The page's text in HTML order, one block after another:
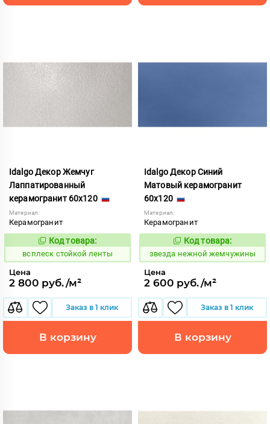
Idalgo Декор Жемчуг
Лаппатированный
керамогранит 60x120
Материал:
Керамогранит
246668
Код товара:
всплеск стойкой ленты
Цена
2 800 руб./м²
Заказ в 1 клик
В корзину
Idalgo Декор Синий
Матовый керамогранит
60x120
Материал:
Керамогранит
445526
Код товара:
звезда нежной жемчужины
Цена
2 600 руб./м²
Заказ в 1 клик
В корзину